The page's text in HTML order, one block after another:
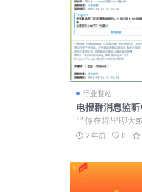
行业整站
电报群消息监
监控
当你在群里聊天
然后突然就有人
它号在群里（...
2 年前 0